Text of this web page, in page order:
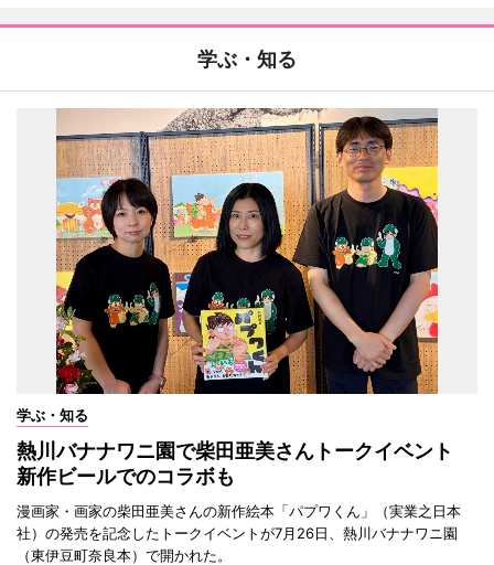
学ぶ・知る
学ぶ・知る
熱川バナナワニ園で柴田亜美さんトークイベント
新作ビールでのコラボも
漫画家・画家の柴田亜美さんの新作絵本「パプワくん」（実業之日本
社）の発売を記念したトークイベントが7月26日、熱川バナナワニ園
（東伊豆町奈良本）で開かれた。